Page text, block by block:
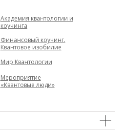
Академия квантологии и
коучинга
Финансовый коучинг.
Квантовое изобилие
Мир Квантологии
Мероприятие
«Квантовые люди»